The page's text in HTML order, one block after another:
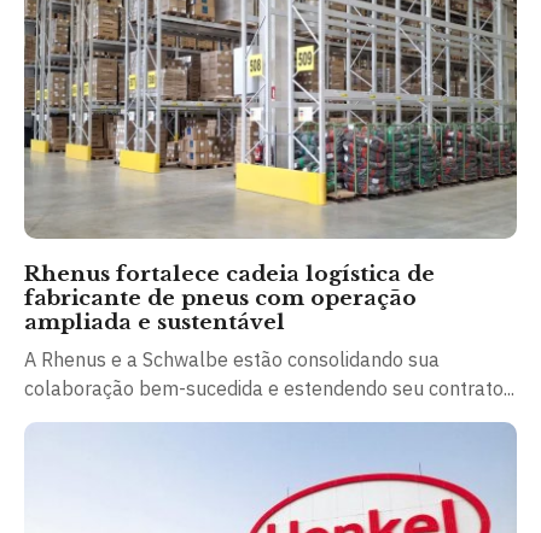
Rhenus fortalece cadeia logística de
fabricante de pneus com operação
ampliada e sustentável
A Rhenus e a Schwalbe estão consolidando sua
colaboração bem-sucedida e estendendo seu contrato...